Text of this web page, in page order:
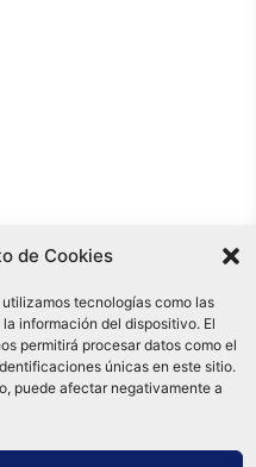
de Cookies
tecnologías como las
información del dispositivo. El
permitirá procesar datos como el
únicas en este sitio.
puede afectar negativamente a
SSL y operada bajo las